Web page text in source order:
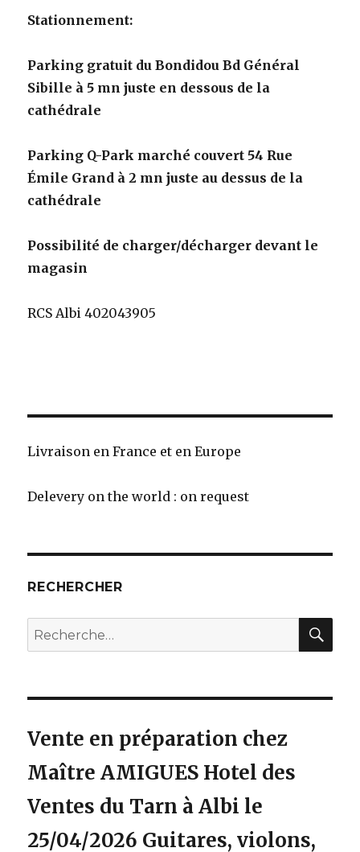
Stationnement:
Parking gratuit du Bondidou Bd Général
Sibille à 5 mn juste en dessous de la
cathédrale
Parking Q-Park marché couvert 54 Rue
Émile Grand à 2 mn juste au dessus de la
cathédrale
Possibilité de charger/décharger devant le
magasin
RCS Albi 402043905
Livraison en France et en Europe
Delevery on the world : on request
RECHERCHER
Recherche
pour
Vente en préparation chez
Maître AMIGUES Hotel des
Ventes du Tarn à Albi le
25/04/2026 Guitares, violons,